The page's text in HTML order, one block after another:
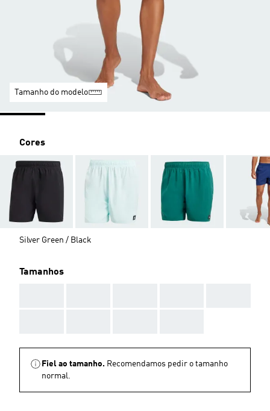
Tamanho do modelo
Cores
Silver Green / Black
Tamanhos
Fiel ao tamanho. Recomendamos pedir o tamanho
normal.